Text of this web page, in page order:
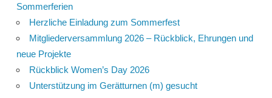
Sommerferien
Herzliche Einladung zum Sommerfest
Mitgliederversammlung 2026 – Rückblick, Ehrungen und
neue Projekte
Rückblick Women’s Day 2026
Unterstützung im Gerätturnen (m) gesucht